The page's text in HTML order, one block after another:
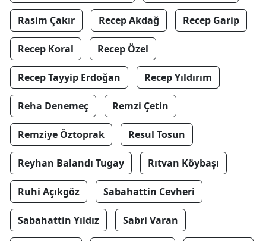
Rasim Çakır Recep Akdağ Recep Garip
Recep Koral Recep Özel
Recep Tayyip Erdoğan Recep Yıldırım
Reha Denemeç Remzi Çetin
Remziye Öztoprak Resul Tosun
Reyhan Balandı Tugay Rıtvan Köybaşı
Ruhi Açıkgöz Sabahattin Cevheri
Sabahattin Yıldız Sabri Varan